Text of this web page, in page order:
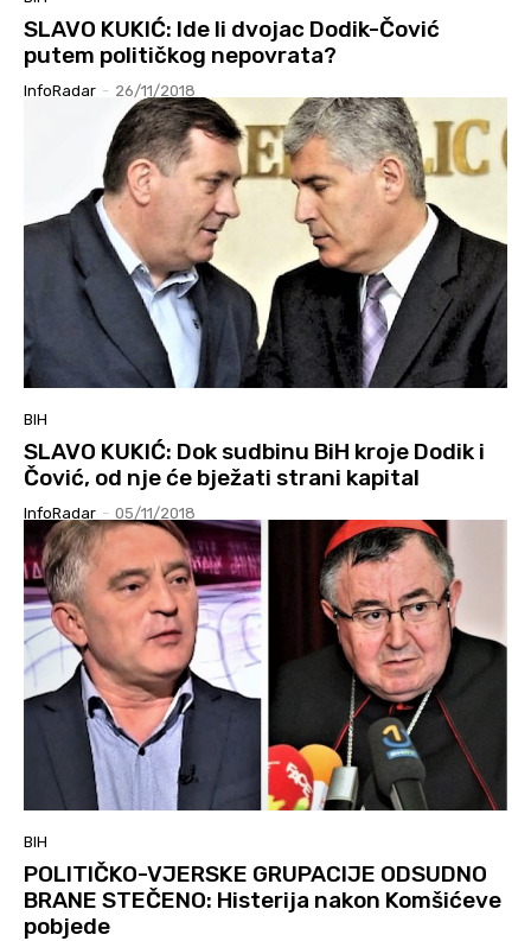
SLAVO KUKIĆ: Ide li dvojac Dodik-Čović
putem političkog nepovrata?
InfoRadar - 26/11/2018
BIH
SLAVO KUKIĆ: Dok sudbinu BiH kroje Dodik i
Čović, od nje će bježati strani kapital
InfoRadar - 05/11/2018
BIH
POLITIČKO-VJERSKE GRUPACIJE ODSUDNO
BRANE STEČENO: Histerija nakon Komšićeve
pobjede